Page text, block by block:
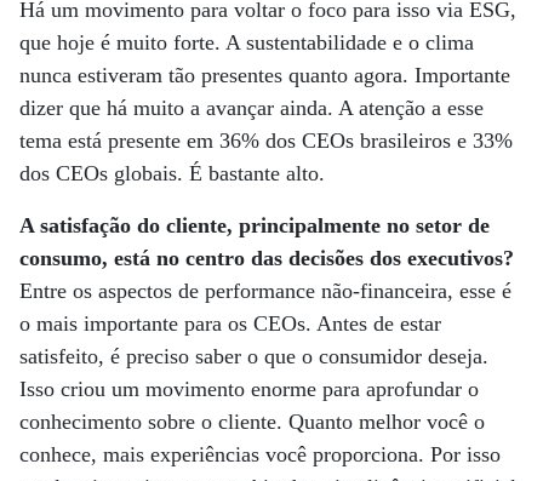
Há um movimento para voltar o foco para isso via ESG,
que hoje é muito forte. A sustentabilidade e o clima
nunca estiveram tão presentes quanto agora. Importante
dizer que há muito a avançar ainda. A atenção a esse
tema está presente em 36% dos CEOs brasileiros e 33%
dos CEOs globais. É bastante alto.
A satisfação do cliente, principalmente no setor de
consumo, está no centro das decisões dos executivos?
Entre os aspectos de performance não-financeira, esse é
o mais importante para os CEOs. Antes de estar
satisfeito, é preciso saber o que o consumidor deseja.
Isso criou um movimento enorme para aprofundar o
conhecimento sobre o cliente. Quanto melhor você o
conhece, mais experiências você proporciona. Por isso